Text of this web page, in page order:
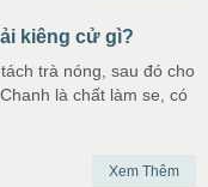
kiêng cử gì?
trà nóng, sau đó cho
là chất làm se, có
Xem Thêm